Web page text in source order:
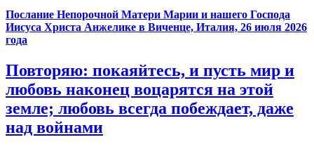
Послание Непорочной Матери Марии и нашего Господа
Иисуса Христа Анжелике в Виченце, Италия, 26 июля 2026
года
Повторяю: покаяйтесь, и пусть мир и
любовь наконец воцарятся на этой
земле; любовь всегда побеждает, даже
над войнами